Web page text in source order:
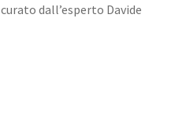
dall’esperto Davide